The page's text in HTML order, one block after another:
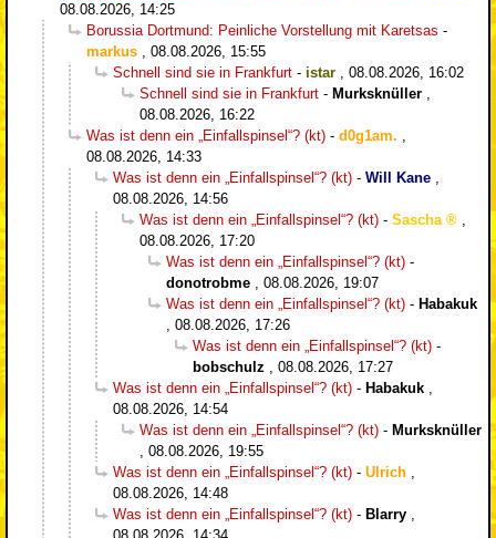
08.08.2026, 14:25
Borussia Dortmund: Peinliche Vorstellung mit Karetsas -
markus , 08.08.2026, 15:55
Schnell sind sie in Frankfurt - istar , 08.08.2026, 16:02
Schnell sind sie in Frankfurt - Murksknüller ,
08.08.2026, 16:22
Was ist denn ein „Einfallspinsel“? (kt) - d0g1am. ,
08.08.2026, 14:33
Was ist denn ein „Einfallspinsel“? (kt) - Will Kane ,
08.08.2026, 14:56
Was ist denn ein „Einfallspinsel“? (kt) - Sascha
,
08.08.2026, 17:20
Was ist denn ein „Einfallspinsel“? (kt) -
donotrobme , 08.08.2026, 19:07
Was ist denn ein „Einfallspinsel“? (kt) - Habakuk
, 08.08.2026, 17:26
Was ist denn ein „Einfallspinsel“? (kt) -
bobschulz , 08.08.2026, 17:27
Was ist denn ein „Einfallspinsel“? (kt) - Habakuk ,
08.08.2026, 14:54
Was ist denn ein „Einfallspinsel“? (kt) - Murksknüller
, 08.08.2026, 19:55
Was ist denn ein „Einfallspinsel“? (kt) - Ulrich ,
08.08.2026, 14:48
Was ist denn ein „Einfallspinsel“? (kt) - Blarry ,